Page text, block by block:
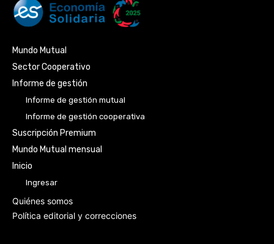
Mundo Mutual
Sector Cooperativo
Informe de gestión
Informe de gestión mutual
Informe de gestión cooperativa
Suscripción Premium
Mundo Mutual mensual
Inicio
Ingresar
Quiénes somos
Política editorial y correcciones